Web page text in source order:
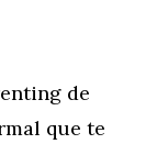
de
que te